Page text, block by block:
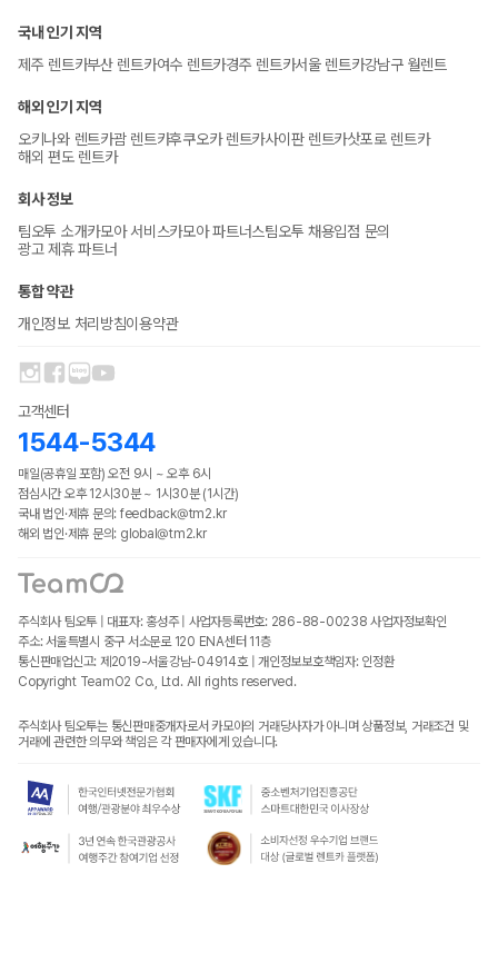
국내 인기 지역
제주 렌트카부산 렌트카여수 렌트카경주 렌트카서울 렌트카강남구 월렌트
해외 인기 지역
오키나와 렌트카괌 렌트카후쿠오카 렌트카사이판 렌트카삿포로 렌트카
해외 편도 렌트카
회사 정보
팀오투 소개카모아 서비스카모아 파트너스팀오투 채용입점 문의
광고 제휴 파트너
통합 약관
개인정보 처리방침이용약관
고객센터
1544-5344
매일(공휴일 포함) 오전 9시 ~ 오후 6시
점심시간 오후 12시30분 ~ 1시30분 (1시간)
국내 법인·제휴 문의: feedback@tm2.kr
해외 법인·제휴 문의: global@tm2.kr
주식회사 팀오투 | 대표자: 홍성주 | 사업자등록번호: 286-88-00238 사업자정보확인
주소: 서울특별시 중구 서소문로 120 ENA센터 11층
통신판매업신고: 제2019-서울강남-04914호 | 개인정보보호책임자: 인정환
Copyright TeamO2 Co., Ltd. All rights reserved.
주식회사 팀오투는 통신판매중개자로서 카모아의 거래당사자가 아니며 상품정보, 거래조건 및
거래에 관련한 의무와 책임은 각 판매자에게 있습니다.